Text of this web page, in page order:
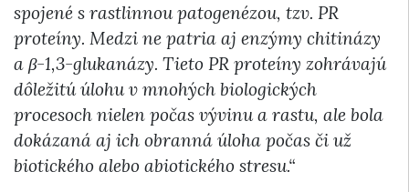
spojené s rastlinnou patogenézou, tzv. PR
proteíny. Medzi ne patria aj enzýmy chitinázy
a β-1,3-glukanázy. Tieto PR proteíny zohrávajú
dôležitú úlohu v mnohých biologických
procesoch nielen počas vývinu a rastu, ale bola
dokázaná aj ich obranná úloha počas či už
biotického alebo abiotického stresu.“